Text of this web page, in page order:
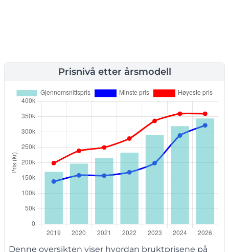
Prisnivå etter årsmodell
Denne oversikten viser hvordan bruktprisene på